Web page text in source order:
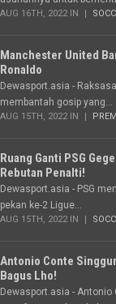
AUG 16TH, 2022 IN
Manchester United
Ronaldo
Dewasport.asia -
membantah gosip yang...
AUG 15TH, 2022 IN
Ruang Ganti PSG
Rebutan Penalti!
Dewasport.asia - PSG
pekan ke-2 Ligue...
AUG 15TH, 2022 IN
Antonio Conte
Bagus Lho!
Dewasport.asia -